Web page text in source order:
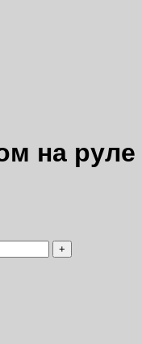
на руле